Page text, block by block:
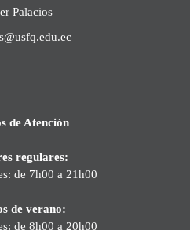
Palacios
de Atención
regulares:
de 7h00 a 21h00
de verano:
de 8h00 a 20h00